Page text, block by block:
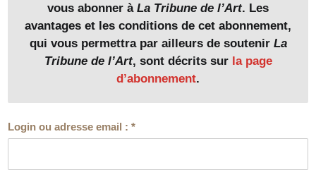
vous abonner à La Tribune de l’Art. Les
avantages et les conditions de cet abonnement,
qui vous permettra par ailleurs de soutenir La
Tribune de l’Art, sont décrits sur la page
d’abonnement.
Login ou adresse email :*